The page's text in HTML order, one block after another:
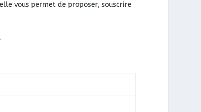
vous permet de proposer, souscrire